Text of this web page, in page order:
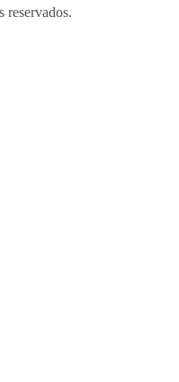
reservados.